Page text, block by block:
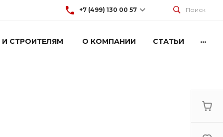
+7 (499) 130 00 57 Поиск
СТРОИТЕЛЯМ О КОМПАНИИ СТАТЬИ ...